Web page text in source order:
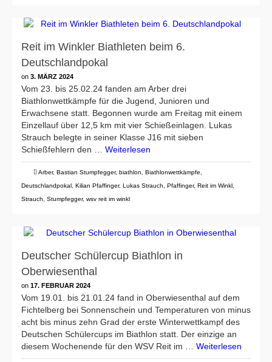
Reit im Winkler Biathleten beim 6.
Deutschlandpokal
on 3. MÄRZ 2024
Vom 23. bis 25.02.24 fanden am Arber drei
Biathlonwettkämpfe für die Jugend, Junioren und
Erwachsene statt. Begonnen wurde am Freitag mit einem
Einzellauf über 12,5 km mit vier Schießeinlagen. Lukas
Strauch belegte in seiner Klasse J16 mit sieben
Schießfehlern den … Weiterlesen
Arber, Bastian Stumpfegger, biathlon Biathlonwettkämpfe
Deutschlandpokal Kilian Pfaffinger, Lukas Strauch Pfaffinger, Reit im Winkl
Strauch
Stumpfegger, wsv reit im winkl
Deutscher Schülercup Biathlon in
Oberwiesenthal
on 17. FEBRUAR 2024
Vom 19.01. bis 21.01.24 fand in Oberwiesenthal auf dem
Fichtelberg bei Sonnenschein und Temperaturen von minus
acht bis minus zehn Grad der erste Winterwettkampf des
Deutschen Schülercups im Biathlon statt. Der einzige an
diesem Wochenende für den WSV Reit im … Weiterlesen